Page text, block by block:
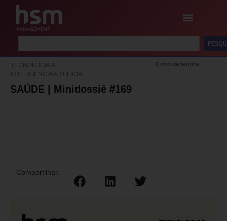
TECNOLOGIA &
INTELIGENCIA ARTIFICIAL
0 min de leitura
SAÚDE | Minidossiê #169
Compartilhar: